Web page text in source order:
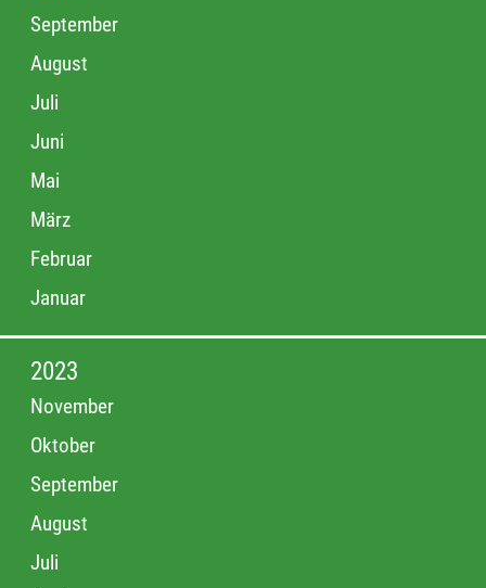
September
August
Juli
Juni
Mai
März
Februar
Januar
2023
November
Oktober
September
August
Juli